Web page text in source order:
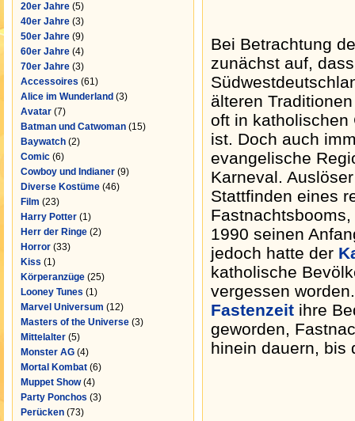
20er Jahre (5)
40er Jahre (3)
50er Jahre (9)
60er Jahre (4)
70er Jahre (3)
Accessoires (61)
Alice im Wunderland (3)
Avatar (7)
Batman und Catwoman (15)
Baywatch (2)
Comic (6)
Cowboy und Indianer (9)
Diverse Kostüme (46)
Film (23)
Harry Potter (1)
Herr der Ringe (2)
Horror (33)
Kiss (1)
Körperanzüge (25)
Looney Tunes (1)
Marvel Universum (12)
Masters of the Universe (3)
Mittelalter (5)
Monster AG (4)
Mortal Kombat (6)
Muppet Show(4)
Party Ponchos (3)
Perücken (73)
Bei Betrachtung
zunächst auf,
älteren
oft in katholischen
ist. Doch auch
evangelische
Karneval.
Stattfinden eines
1990 seinen
jedoch hatte der
katholische
vergessen
Fastenzeit ihre
geworden,
hinein dauern, bis